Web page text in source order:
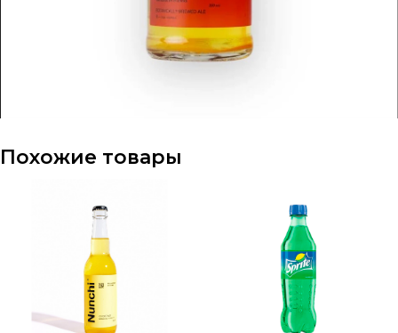
Похожие товары